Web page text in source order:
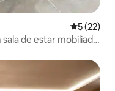
5 de uma
5 (22)
de estar mobiliado